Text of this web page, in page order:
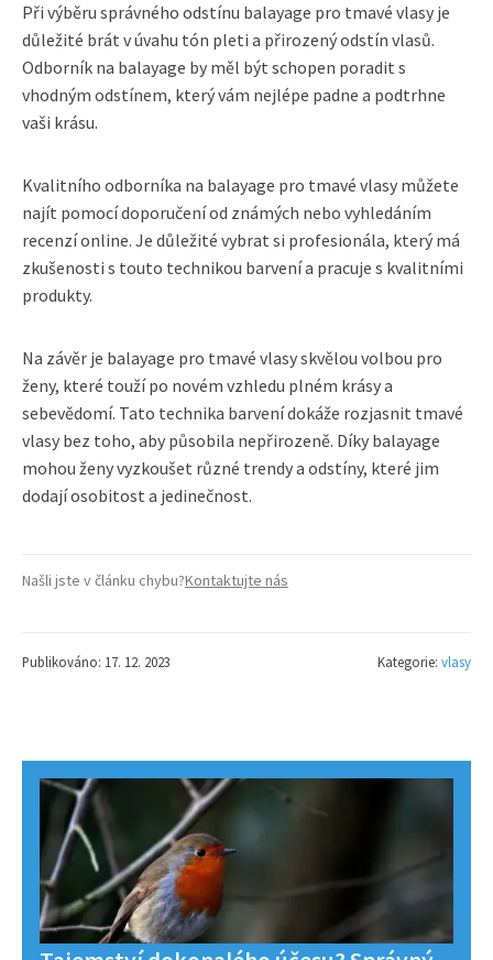
Při výběru správného odstínu balayage pro tmavé vlasy je
důležité brát v úvahu tón pleti a přirozený odstín vlasů.
Odborník na balayage by měl být schopen poradit s
vhodným odstínem, který vám nejlépe padne a podtrhne
vaši krásu.
Kvalitního odborníka na balayage pro tmavé vlasy můžete
najít pomocí doporučení od známých nebo vyhledáním
recenzí online. Je důležité vybrat si profesionála, který má
zkušenosti s touto technikou barvení a pracuje s kvalitními
produkty.
Na závěr je balayage pro tmavé vlasy skvělou volbou pro
ženy, které touží po novém vzhledu plném krásy a
sebevědomí. Tato technika barvení dokáže rozjasnit tmavé
vlasy bez toho, aby působila nepřirozeně. Díky balayage
mohou ženy vyzkoušet různé trendy a odstíny, které jim
dodají osobitost a jedinečnost.
Našli jste v článku chybu?Kontaktujte nás
Publikováno: 17. 12. 2023 Kategorie: vlasy